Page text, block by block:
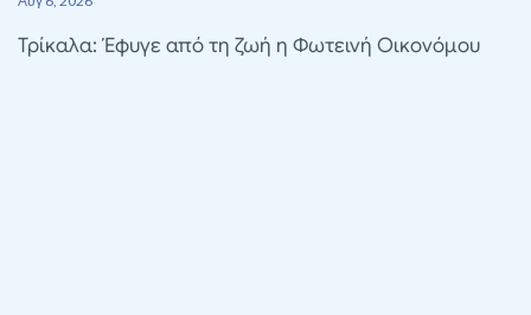
Τρίκαλα: Έφυγε από τη ζωή η Φωτεινή Οικονόμου